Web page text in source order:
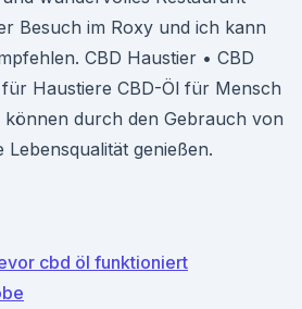
Besuch im Roxy und ich kann
CBD Haustier • CBD
Haustiere CBD-Öl für Mensch
durch den Gebrauch von
Lebensqualität genießen.
cbd öl funktioniert